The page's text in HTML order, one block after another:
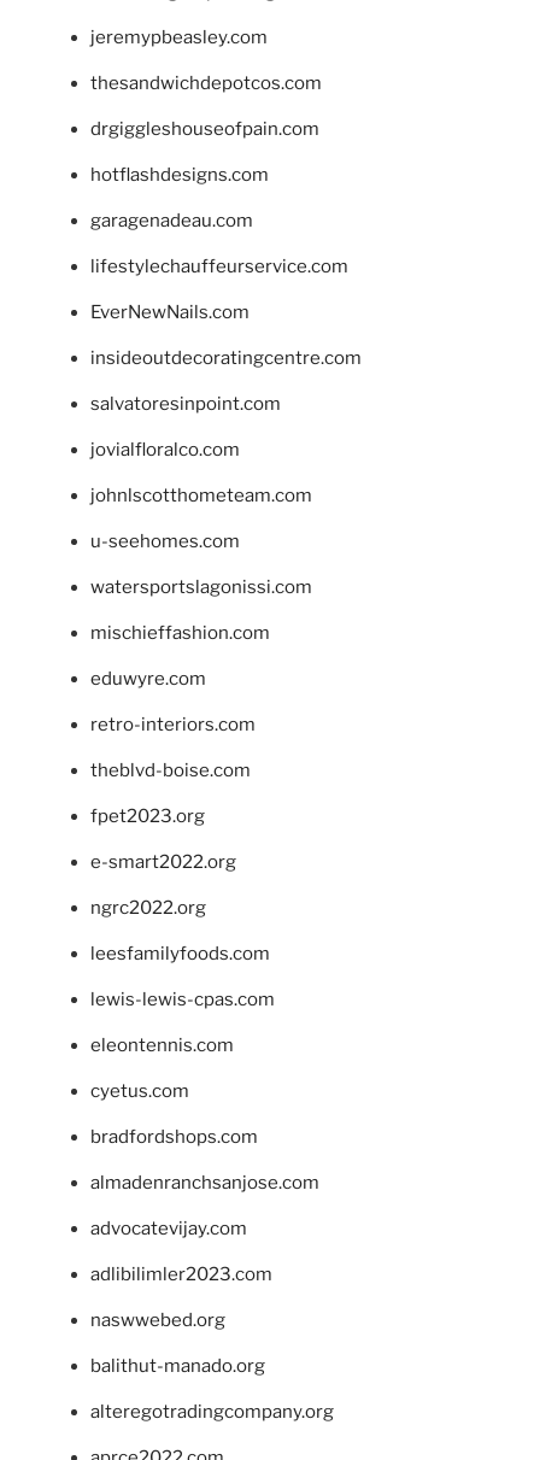
jeremypbeasley.com
thesandwichdepotcos.com
drgiggleshouseofpain.com
hotflashdesigns.com
garagenadeau.com
lifestylechauffeurservice.com
EverNewNails.com
insideoutdecoratingcentre.com
salvatoresinpoint.com
jovialfloralco.com
johnlscotthometeam.com
u-seehomes.com
watersportslagonissi.com
mischieffashion.com
eduwyre.com
retro-interiors.com
theblvd-boise.com
fpet2023.org
e-smart2022.org
ngrc2022.org
leesfamilyfoods.com
lewis-lewis-cpas.com
eleontennis.com
cyetus.com
bradfordshops.com
almadenranchsanjose.com
advocatevijay.com
adlibilimler2023.com
naswwebed.org
balithut-manado.org
alteregotradingcompany.org